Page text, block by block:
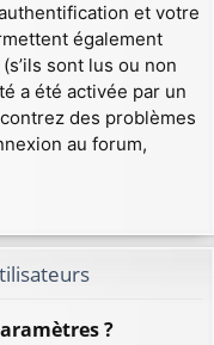
et votre
également
sont lus ou non
a été activée par un
des problèmes
au forum,
?